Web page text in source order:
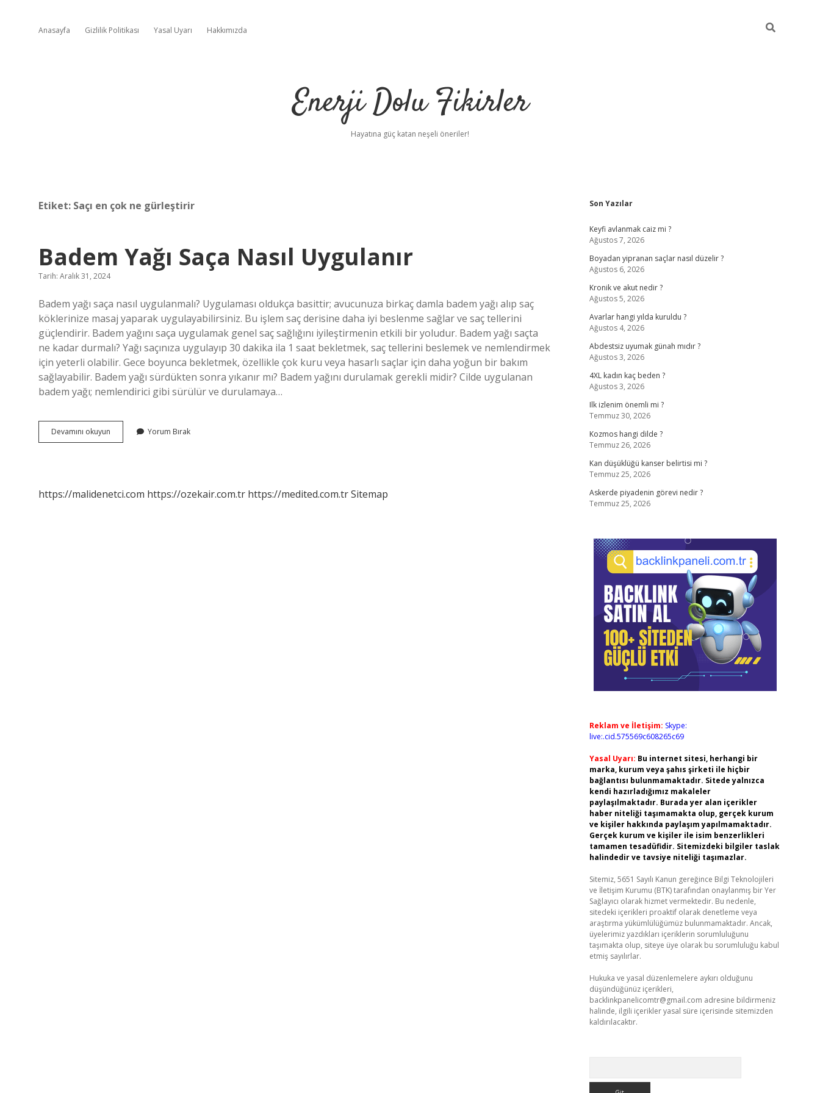
Anasayfa Gizlilik Politikası Yasal Uyarı Hakkımızda
Enerji Dolu Fikirler
Hayatına güç katan neşeli öneriler!
Etiket: Saçı en çok ne gürleştirir
Badem Yağı Saça Nasıl Uygulanır
Tarih: Aralık 31, 2024
Badem yağı saça nasıl uygulanmalı? Uygulaması oldukça basittir; avucunuza birkaç damla badem yağı alıp saç
köklerinize masaj yaparak uygulayabilirsiniz. Bu işlem saç derisine daha iyi beslenme sağlar ve saç tellerini
güçlendirir. Badem yağını saça uygulamak genel saç sağlığını iyileştirmenin etkili bir yoludur. Badem yağı saçta
ne kadar durmalı? Yağı saçınıza uygulayıp 30 dakika ila 1 saat bekletmek, saç tellerini beslemek ve nemlendirmek
için yeterli olabilir. Gece boyunca bekletmek, özellikle çok kuru veya hasarlı saçlar için daha yoğun bir bakım
sağlayabilir. Badem yağı sürdükten sonra yıkanır mı? Badem yağını durulamak gerekli midir? Cilde uygulanan
badem yağı; nemlendirici gibi sürülür ve durulamaya…
Devamını okuyun
Yağı
Yorum Bırak
https://malidenetci.com https://ozekair.com.tr https://medited.com.trSitemap
Sidebar
Son Yazılar
Keyfi avlanmak caiz mi ?
Ağustos 7, 2026
Boyadan yipranan saçlar nasıl düzelir ?
Ağustos 6, 2026
Kronik ve akut nedir ?
Ağustos 5, 2026
Avarlar hangi yılda kuruldu ?
Ağustos 4, 2026
Abdestsiz uyumak günah mıdır ?
Ağustos 3, 2026
4XL kadın kaç beden ?
Ağustos 3, 2026
Ilk izlenim önemli mi ?
Temmuz 30, 2026
Kozmos hangi dilde ?
Temmuz 26, 2026
Kan düşüklüğü kanser belirtisi mi ?
Temmuz 25, 2026
Askerde piyadenin görevi nedir ?
Temmuz 25, 2026
Reklam ve İletişim: Skype:
live:.cid.575569c608265c69
Yasal Uyarı: Bu internet sitesi, herhangi bir
marka, kurum veya şahıs şirketi ile hiçbir
bağlantısı bulunmamaktadır. Sitede yalnızca
kendi hazırladığımız makaleler
paylaşılmaktadır. Burada yer alan içerikler
haber niteliği taşımamakta olup, gerçek kurum
ve kişiler hakkında paylaşım yapılmamaktadır.
Gerçek kurum ve kişiler ile isim benzerlikleri
tamamen tesadüfidir. Sitemizdeki bilgiler taslak
halindedir ve tavsiye niteliği taşımazlar.
Sitemiz, 5651 Sayılı Kanun gereğince Bilgi Teknolojileri
ve İletişim Kurumu (BTK) tarafından onaylanmış bir Yer
Sağlayıcı olarak hizmet vermektedir. Bu nedenle,
sitedeki içerikleri proaktif olarak denetleme veya
araştırma yükümlülüğümüz bulunmamaktadır. Ancak,
üyelerimiz yazdıkları içeriklerin sorumluluğunu
taşımakta olup, siteye üye olarak bu sorumluluğu kabul
etmiş sayılırlar.
Hukuka ve yasal düzenlemelere aykırı olduğunu
düşündüğünüz içerikleri,
backlinkpanelicomtr@gmail.com adresine bildirmeniz
halinde, ilgili içerikler yasal süre içerisinde sitemizden
kaldırılacaktır.